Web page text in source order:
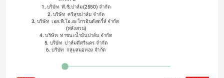
1. บริษัท  พี.ซี.ปาล์ม(2550) จํากัด
2. บริษัท  ศรีสุขปาล์ม จํากัด
3. บริษัท  เอส.พี.โอ.อะโกรอินดัสตรี้ส์ จํากัด
(หลังสวน)
4. บริษัท  ท่าชนะน้ำมันปาล์ม จํากัด
5. บริษัท  ปาล์มดีศรีนคร จํากัด
6. บริษัท  กลุ่มสมอทอง จํากัด